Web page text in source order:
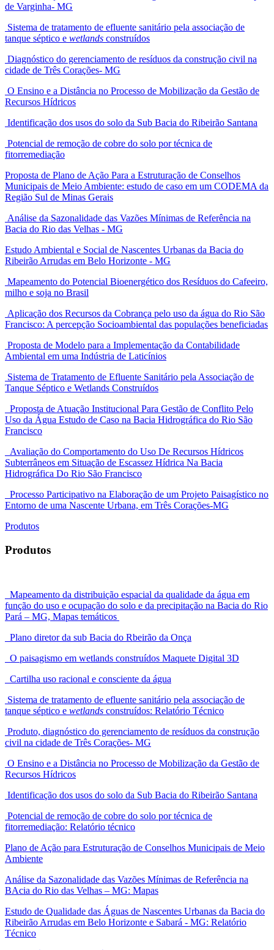
de Varginha- MG
Sistema de tratamento de efluente sanitário pela associação de
tanque séptico e wetlands construídos
Diagnóstico do gerenciamento de resíduos da construção civil na
cidade de Três Corações- MG
O Ensino e a Distância no Processo de Mobilização da Gestão de
Recursos Hídricos
Identificação dos usos do solo da Sub Bacia do Ribeirão Santana
Potencial de remoção de cobre do solo por técnica de
fitorremediação
Proposta de Plano de Ação Para a Estruturação de Conselhos
Municipais de Meio Ambiente: estudo de caso em um CODEMA da
Região Sul de Minas Gerais
Análise da Sazonalidade das Vazões Mínimas de Referência na
Bacia do Rio das Velhas - MG
Estudo Ambiental e Social de Nascentes Urbanas da Bacia do
Ribeirão Arrudas em Belo Horizonte - MG
Mapeamento do Potencial Bioenergético dos Resíduos do Cafeeiro,
milho e soja no Brasil
Aplicação dos Recursos da Cobrança pelo uso da água do Rio São
Francisco: A percepção Socioambiental das populações beneficiadas
Proposta de Modelo para a Implementação da Contabilidade
Ambiental em uma Indústria de Laticínios
Sistema de Tratamento de Efluente Sanitário pela Associação de
Tanque Séptico e Wetlands Construídos
Proposta de Atuação Institucional Para Gestão de Conflito Pelo
Uso da Água Estudo de Caso na Bacia Hidrográfica do Rio São
Francisco
Avaliação do Comportamento do Uso De Recursos Hídricos
Subterrâneos em Situação de Escassez Hídrica Na Bacia
Hidrográfica Do Rio São Francisco
Processo Participativo na Elaboração de um Projeto Paisagístico no
Entorno de uma Nascente Urbana, em Três Corações-MG
Produtos
Produtos
Mapeamento da distribuição espacial da qualidade da água em
função do uso e ocupação do solo e da precipitação na Bacia do Rio
Pará – MG, Mapas temáticos
Plano diretor da sub Bacia do Rbeirão da Onça
O paisagismo em wetlands construídos Maquete Digital 3D
Cartilha uso racional e consciente da água
Sistema de tratamento de efluente sanitário pela associação de
tanque séptico e wetlands construídos: Relatório Técnico
Produto, diagnóstico do gerenciamento de resíduos da construção
civil na cidade de Três Corações- MG
O Ensino e a Distância no Processo de Mobilização da Gestão de
Recursos Hídricos
Identificação dos usos do solo da Sub Bacia do Ribeirão Santana
Potencial de remoção de cobre do solo por técnica de
fitorremediação: Relatório técnico
Plano de Ação para Estruturação de Conselhos Municipais de Meio
Ambiente
Análise da Sazonalidade das Vazões Mínimas de Referência na
BAcia do Rio das Velhas – MG: Mapas
Estudo de Qualidade das Águas de Nascentes Urbanas da Bacia do
Ribeirão Arrudas em Belo Horizonte e Sabará - MG: Relatório
Técnico